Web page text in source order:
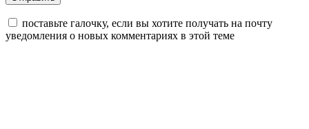
поставьте галочку, если вы хотите получать на почту
уведомления о новых комментариях в этой теме